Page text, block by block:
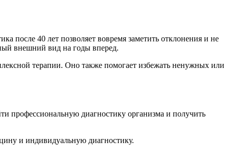
после 40 лет позволяет вовремя заметить отклонения и не
внешний вид на годы вперед.
терапии. Оно также помогает избежать ненужных или
профессиональную диагностику организма и получить
и индивидуальную диагностику.